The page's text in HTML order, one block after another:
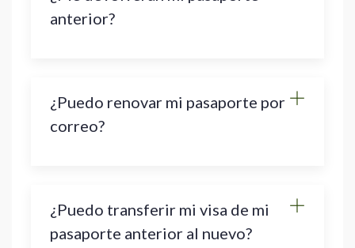
anterior?
¿Puedo renovar mi pasaporte por
correo?
¿Puedo transferir mi visa de mi
pasaporte anterior al nuevo?